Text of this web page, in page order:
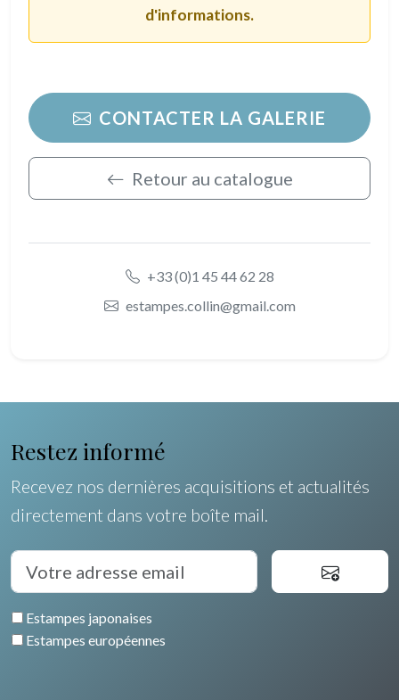
d'informations.
CONTACTER LA GALERIE
Retour au catalogue
+33 (0)1 45 44 62 28
estampes.collin@gmail.com
Restez informé
Recevez nos dernières acquisitions et actualités
directement dans votre boîte mail.
Estampes japonaises
Estampes européennes